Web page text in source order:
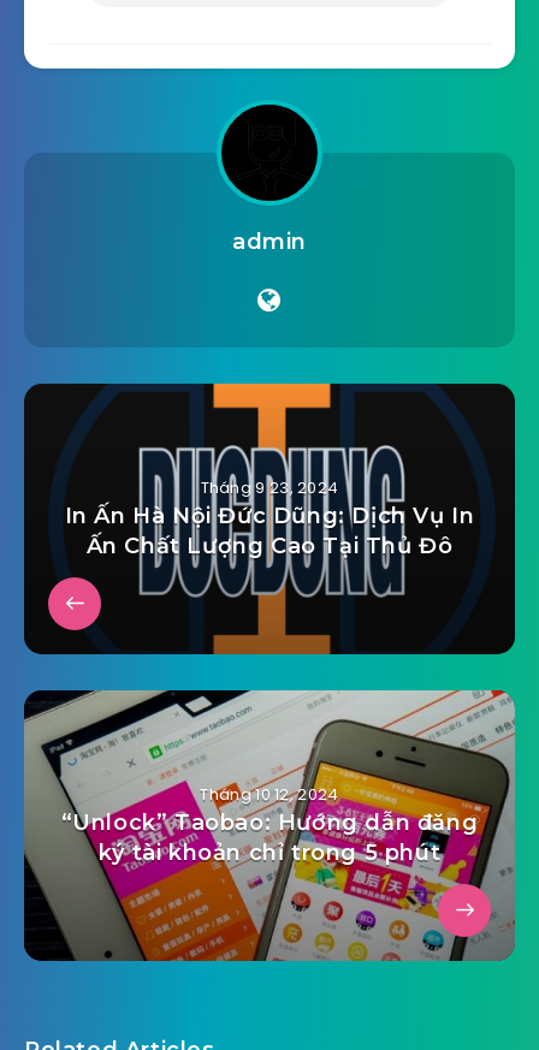
admin
Tháng 9 23, 2024
In Ấn Hà Nội Đức Dũng: Dịch Vụ In
Ấn Chất Lượng Cao Tại Thủ Đô
Tháng 10 12, 2024
“Unlock” Taobao: Hướng dẫn đăng
ký tài khoản chỉ trong 5 phút